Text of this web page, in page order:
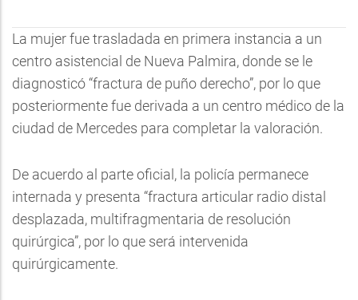
La mujer fue trasladada en primera instancia a un
centro asistencial de Nueva Palmira, donde se le
diagnosticó “fractura de puño derecho”, por lo que
posteriormente fue derivada a un centro médico de la
ciudad de Mercedes para completar la valoración.
De acuerdo al parte oficial, la policía permanece
internada y presenta “fractura articular radio distal
desplazada, multifragmentaria de resolución
quirúrgica”, por lo que será intervenida
quirúrgicamente.